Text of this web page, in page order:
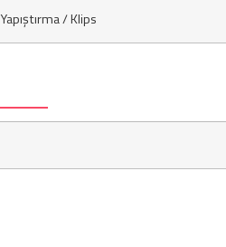
Yapıştırma / Klips